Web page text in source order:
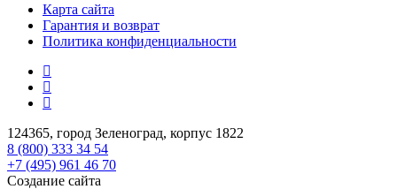
Карта сайта
Гарантия и возврат
Политика конфиденциальности
124365, город Зеленоград, корпус 1822
8 (800) 333 34 54
+7 (495) 961 46 70
Создание сайта